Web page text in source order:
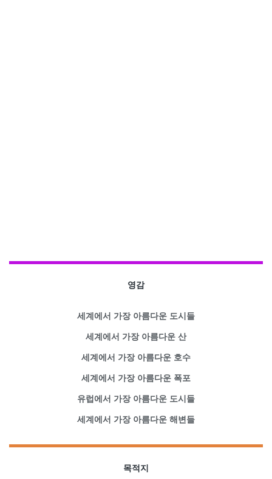
영감
세계에서 가장 아름다운 도시들
세계에서 가장 아름다운 산
세계에서 가장 아름다운 호수
세계에서 가장 아름다운 폭포
유럽에서 가장 아름다운 도시들
세계에서 가장 아름다운 해변들
목적지